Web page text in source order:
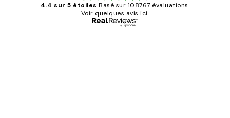
4.4 sur 5 étoiles Basé sur 108767 évaluations.
Voir quelques avis ici.